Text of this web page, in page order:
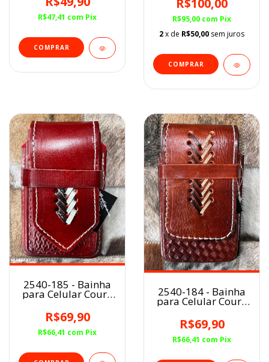
R$47,41 com Pix
R$100,00
R$95,00 com Pix
2x de R$50,00 sem juros
2540-185 - Bainha
para Celular Couro
R$69,90
R$66,41 com Pix
2540-184 - Bainha
para Celular Couro
R$69,90
R$66,41 com Pix